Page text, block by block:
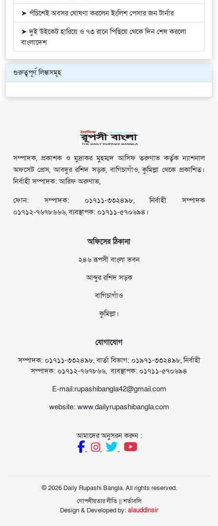
➤ পঁচিশেই অবসর ঘোষণা করলেন ইংলিশ পেসার জন টার্নার
➤ দুই উইকেট হারিয়ে ও ৭৩ রানে পিছিয়ে থেকে দিন শেষ করলো
বাংলাদেশ
গুরুত্বপূর্ণ লিঙ্কসমূহ
সম্পাদক, প্রকাশক ও মুদ্রাকর মুহম্মদ আসিফ তরুণাভ কর্তৃক ন্যাশনাল
অফসেট প্রেস, আবদুর রশিদ সড়ক, বাগিচাগাঁও, কুমিল্লা থেকে প্রকাশিত।
নির্বাহী সম্পাদক: আরিফ অরুণাভ,
ফোন: সম্পাদক: ০১৭১১-৩৩২৪৯৮, নির্বাহী সম্পাদক
০১৭১২-৭৬৭৮৬৬৬, ব্যবস্থাপক: ০১৭১১-৫৭০৬৯৪।
অফিসের ঠিকানা
২৪৬ রূপসী বাংলা ভবন
আব্দুর রশিদ সড়ক
বাগিচাগাঁও
কুমিল্লা।
যোগাযোগ
সম্পাদক: ০১৭১১-৩৩২৪৯৮, বার্তা বিভাগ: ০১৯৭১-৩৩২৪৯৮, নির্বাহী
সম্পাদক: ০১৭১২-৭৬৭৮৬৬, ব্যবস্থাপক: ০১৭১১-৫৭০৬৯৪
E-mail:rupashibangla42@gmail.com
website: www.dailyrupashibangla.com
আমাদের অনুসরন করুন :
© 2026 Daily Rupashi Bangla. All rights reserved.
গোপনীয়তার নীতি||শর্তাবলি
Design & Developed by: alauddinsir